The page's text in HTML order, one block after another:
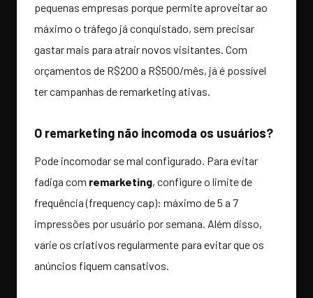
pequenas empresas porque permite aproveitar ao
máximo o tráfego já conquistado, sem precisar
gastar mais para atrair novos visitantes. Com
orçamentos de R$200 a R$500/mês, já é possível
ter campanhas de remarketing ativas.
O remarketing não incomoda os usuários?
Pode incomodar se mal configurado. Para evitar
fadiga com remarketing, configure o limite de
frequência (frequency cap): máximo de 5 a 7
impressões por usuário por semana. Além disso,
varie os criativos regularmente para evitar que os
anúncios fiquem cansativos.